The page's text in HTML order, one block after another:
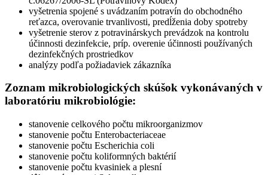
vyšetrenia spojené s uvádzaním potravín do obchodného
reťazca, overovanie trvanlivosti, predĺženia doby spotreby
vyšetrenie sterov z potravinárskych prevádzok na kontrolu
účinnosti dezinfekcie, príp. overenie účinnosti používaných
dezinfekčných prostriedkov
analýzy podľa požiadaviek zákazníka
Zoznam mikrobiologických skúšok vykonávaných v
laboratóriu mikrobiológie:
stanovenie celkového počtu mikroorganizmov
stanovenie počtu Enterobacteriaceae
stanovenie počtu Escherichia coli
stanovenie počtu koliformných baktérií
stanovenie počtu kvasiniek a plesní